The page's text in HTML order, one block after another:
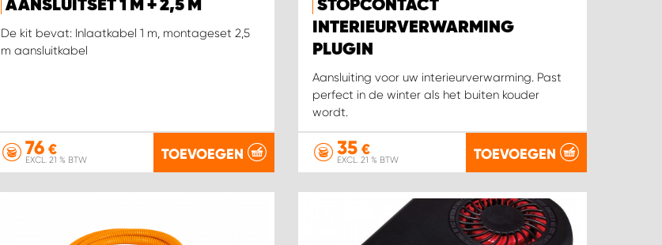
AANSLUITSET 1 M + 2,5 M
De kit bevat: Inlaatkabel 1 m, montageset 2,5
m aansluitkabel
76€
EXCL. 21 % BTW TOEVOEGEN
STOPCONTACT
INTERIEURVERWARMING
PLUGIN
Aansluiting voor uw interieurverwarming. Past
perfect in de winter als het buiten kouder
wordt.
35 €
EXCL. 21 % BTW TOEVOEGEN